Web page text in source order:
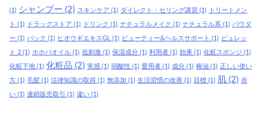
(1) シャンプー (2) スキンケア (1) ダイレクト・セリング講習 (1) トリートメン
ト (1) ドラッグストア (1) ドリンク (1) ナチュラルメイク (1) ナチュラル系 (1) パウダ
ー (1) パック (1) ヒオウギエキスGL (1) ビューティー&ヘルスサポート (1) ピュレッ
ト 2 (1) ホホバオイル (1) 低刺激 (1) 保湿成分 (1) 利用者 (1) 効果 (1) 化粧スポンジ (1)
化粧下地 (1) 化粧品 (2) 実感 (1) 弱酸性 (1) 愛用者 (1) 成分 (1) 椿油 (1) 正しい使い
方 (1) 毛髪 (1) 法律知識の取得 (1) 無添加 (1) 生活習慣の改善 (1) 目標 (1) 肌 (2) 赤
い (1) 連鎖販売取引 (1) 違い (1)